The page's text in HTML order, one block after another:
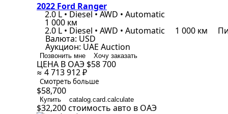
2022 Ford Ranger
2.0 L • Diesel • AWD • Automatic
1 000 км
2.0 L • Diesel • AWD • Automatic 1 000 км
Валюта: USD
Аукцион: UAE Auction
Позвонить мне Хочу заказать
ЦЕНА В ОАЭ $58 700
≈ 4 713 912 ₽
Смотреть больше
$58,700
Купить catalog.card.calculate
$32,200стоимость авто в ОАЭ